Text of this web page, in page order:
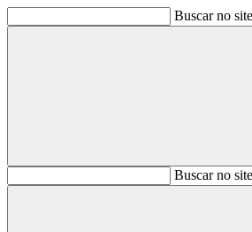
Buscar no site
BuscarBuscar no site